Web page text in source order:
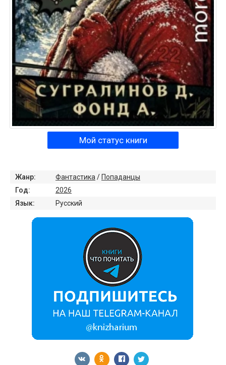
Мой статус книги
Жанр: Фантастика / Попаданцы
Год:
2026
Язык:
Русский